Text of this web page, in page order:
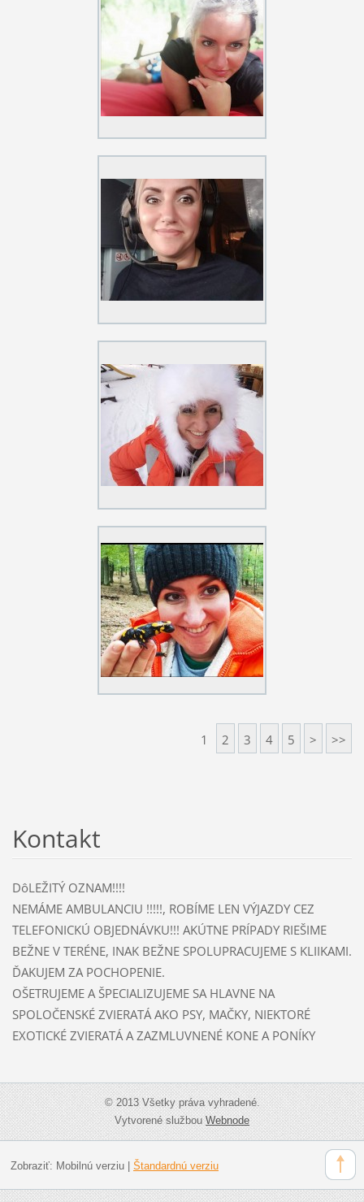
1 2 3 4 5 > >>
Kontakt
DôLEŽITÝ OZNAM!!!!
NEMÁME AMBULANCIU !!!!!, ROBÍME LEN VÝJAZDY CEZ
TELEFONICKÚ OBJEDNÁVKU!!! AKÚTNE PRÍPADY RIEŠIME
BEŽNE V TERÉNE, INAK BEŽNE SPOLUPRACUJEME S KLIIKAMI.
ĎAKUJEM ZA POCHOPENIE.
OŠETRUJEME A ŠPECIALIZUJEME SA HLAVNE NA
SPOLOČENSKÉ ZVIERATÁ AKO PSY, MAČKY, NIEKTORÉ
EXOTICKÉ ZVIERATÁ A ZAZMLUVNENÉ KONE A PONÍKY
© 2013 Všetky práva vyhradené.
Vytvorené službouWebnode
Zobraziť: Mobilnú verziu| Štandardnú verziu